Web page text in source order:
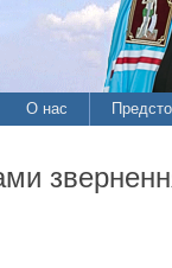
О нас